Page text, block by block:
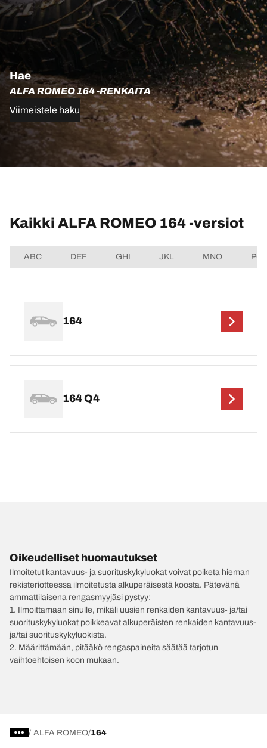
Hae
ALFA ROMEO 164 -RENKAITA
Viimeistele haku
Kaikki ALFA ROMEO 164 -versiot
ABC DEF GHI JKL MNO
164
164 Q4
Oikeudelliset huomautukset
Ilmoitetut kantavuus- ja suorituskykyluokat voivat poiketa hieman
rekisteriotteessa ilmoitetusta alkuperäisestä koosta. Pätevänä
ammattilaisena rengasmyyjäsi pystyy:
1. Ilmoittamaan sinulle, mikäli uusien renkaiden kantavuus- ja/tai
suorituskykyluokat poikkeavat alkuperäisten renkaiden kantavuus-
ja/tai suorituskykyluokista.
2. Määrittämään, pitääkö rengaspaineita säätää tarjotun
vaihtoehtoisen koon mukaan.
/ ALFA ROMEO 164